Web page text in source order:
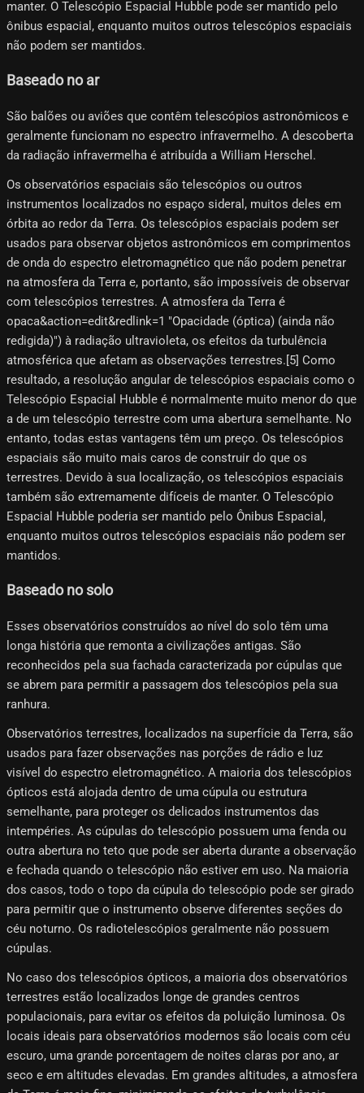
manter. O Telescópio Espacial Hubble pode ser mantido pelo
ônibus espacial, enquanto muitos outros telescópios espaciais
não podem ser mantidos.
Baseado no ar
São balões ou aviões que contêm telescópios astronômicos e
geralmente funcionam no espectro infravermelho. A descoberta
da radiação infravermelha é atribuída a William Herschel.
Os observatórios espaciais são telescópios ou outros
instrumentos localizados no espaço sideral, muitos deles em
órbita ao redor da Terra. Os telescópios espaciais podem ser
usados ​​para observar objetos astronômicos em comprimentos
de onda do espectro eletromagnético que não podem penetrar
na atmosfera da Terra e, portanto, são impossíveis de observar
com telescópios terrestres. A atmosfera da Terra é
opaca&action=edit&redlink=1 "Opacidade (óptica) (ainda não
redigida)") à radiação ultravioleta, os efeitos da turbulência
atmosférica que afetam as observações terrestres.[5]​ Como
resultado, a resolução angular de telescópios espaciais como o
Telescópio Espacial Hubble é normalmente muito menor do que
a de um telescópio terrestre com uma abertura semelhante. No
entanto, todas estas vantagens têm um preço. Os telescópios
espaciais são muito mais caros de construir do que os
terrestres. Devido à sua localização, os telescópios espaciais
também são extremamente difíceis de manter. O Telescópio
Espacial Hubble poderia ser mantido pelo Ônibus Espacial,
enquanto muitos outros telescópios espaciais não podem ser
mantidos.
Baseado no solo
Esses observatórios construídos ao nível do solo têm uma
longa história que remonta a civilizações antigas. São
reconhecidos pela sua fachada caracterizada por cúpulas que
se abrem para permitir a passagem dos telescópios pela sua
ranhura.
Observatórios terrestres, localizados na superfície da Terra, são
usados ​​para fazer observações nas porções de rádio e luz
visível do espectro eletromagnético. A maioria dos telescópios
ópticos está alojada dentro de uma cúpula ou estrutura
semelhante, para proteger os delicados instrumentos das
intempéries. As cúpulas do telescópio possuem uma fenda ou
outra abertura no teto que pode ser aberta durante a observação
e fechada quando o telescópio não estiver em uso. Na maioria
dos casos, todo o topo da cúpula do telescópio pode ser girado
para permitir que o instrumento observe diferentes seções do
céu noturno. Os radiotelescópios geralmente não possuem
cúpulas.
No caso dos telescópios ópticos, a maioria dos observatórios
terrestres estão localizados longe de grandes centros
populacionais, para evitar os efeitos da poluição luminosa. Os
locais ideais para observatórios modernos são locais com céu
escuro, uma grande porcentagem de noites claras por ano, ar
seco e em altitudes elevadas. Em grandes altitudes, a atmosfera